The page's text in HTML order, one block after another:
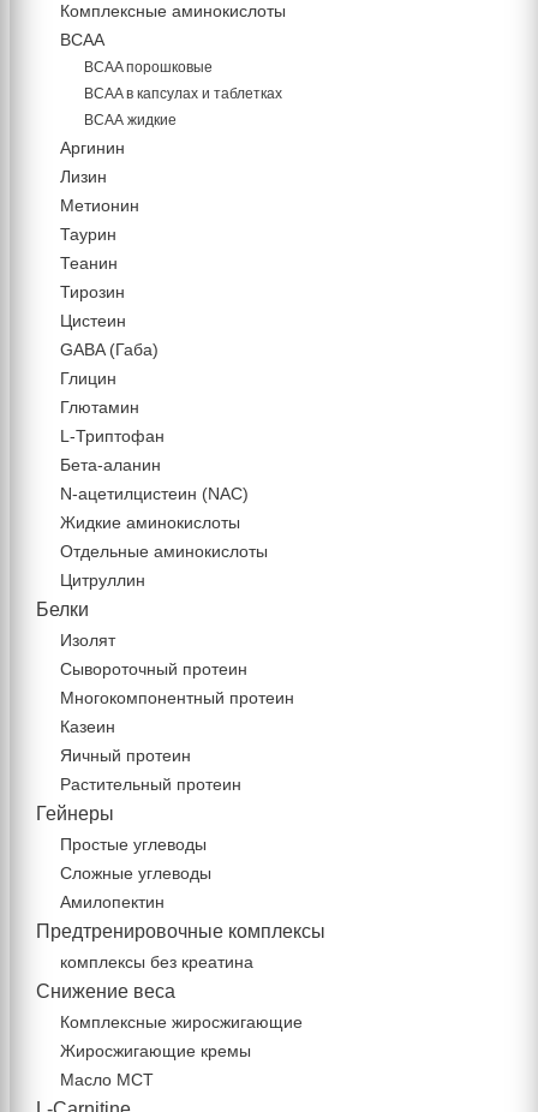
Комплексные аминокислоты
BCAA
BCAA порошковые
BCAA в капсулах и таблетках
ВСАА жидкие
Аргинин
Лизин
Метионин
Таурин
Теанин
Тирозин
Цистеин
GABA (Габа)
Глицин
Глютамин
L-Триптофан
Бета-аланин
N-ацетилцистеин (NAC)
Жидкие аминокислоты
Отдельные аминокислоты
Цитруллин
Белки
Изолят
Сывороточный протеин
Многокомпонентный протеин
Казеин
Яичный протеин
Растительный протеин
Гейнеры
Простые углеводы
Сложные углеводы
Амилопектин
Предтренировочные комплексы
комплексы без креатина
Снижение веса
Комплексные жиросжигающие
Жиросжигающие кремы
Масло МСТ